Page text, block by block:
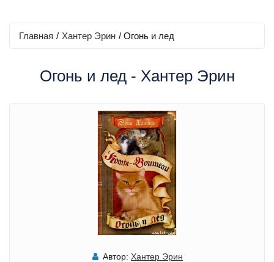
Главная / Хантер Эрин / Огонь и лед
Огонь и лед - Хантер Эрин
Автор: Хантер Эрин